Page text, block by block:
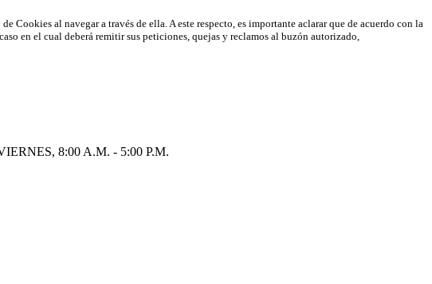
al navegar a través de ella. A este respecto, es importante aclarar que de acuerdo con la
en el cual deberá remitir sus peticiones, quejas y reclamos al buzón autorizado,
8:00 A.M. - 5:00 P.M.